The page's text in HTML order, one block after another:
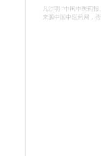
凡注明 “中国中医药
来源中国中医药网，